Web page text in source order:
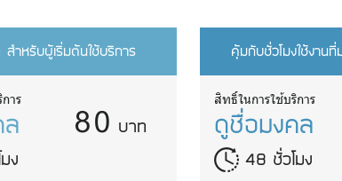
สำหรับผู้เริ่มต้นใช้บริการ
าร
ง
80 บาท
คุ้มกับชั่วโมงใช้งาน
สิทธิ์ในการใช้บริการ
ดูชื่อมงคล
48 ชั่วโมง